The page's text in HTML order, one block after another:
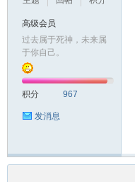
高级会员
过去属于死神，未来属
于你自己。
积分 967
发消息